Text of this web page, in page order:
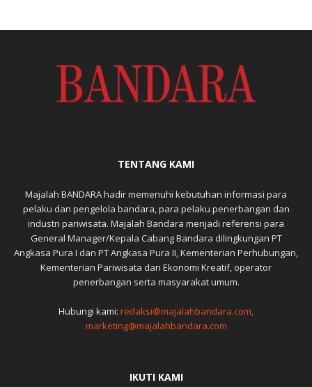
TENTANG KAMI
Majalah BANDARA hadir memenuhi kebutuhan informasi para
pelaku dan pengelola bandara, para pelaku penerbangan dan
industri pariwisata. Majalah Bandara menjadi referensi para
General Manager/Kepala Cabang Bandara dilingkungan PT
Angkasa Pura I dan PT Angkasa Pura II, Kementerian Perhubungan,
Kementerian Pariwisata dan Ekonomi Kreatif, operator
penerbangan serta masyarakat umum.
Hubungi kami: redaksi@majalahbandara.com,
marketing@majalahbandara.com
IKUTI KAMI